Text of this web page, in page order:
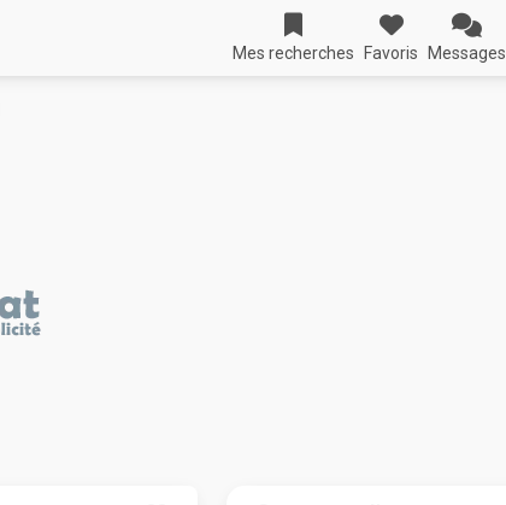
Mes recherches Favoris Messages